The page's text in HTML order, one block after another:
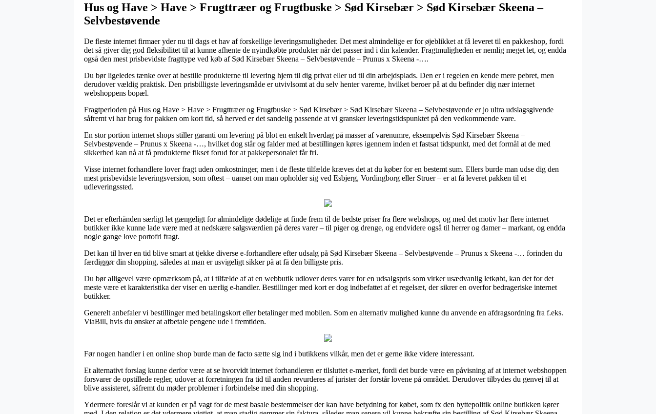
Hus og Have > Have > Frugttræer og Frugtbuske > Sød Kirsebær > Sød Kirsebær Skeena –
Selvbestøvende
De fleste internet firmaer yder nu til dags et hav af forskellige leveringsmuligheder. Det mest almindelige er for øjeblikket at få leveret til en pakkeshop, fordi
det så giver dig god fleksibilitet til at kunne afhente de nyindkøbte produkter når det passer ind i din kalender. Fragtmuligheden er nemlig meget let, og endda
også den mest prisbevidste fragttype ved køb af Sød Kirsebær Skeena – Selvbestøvende – Prunus x Skeena -….
Du bør ligeledes tænke over at bestille produkterne til levering hjem til dig privat eller ud til din arbejdsplads. Den er i regelen en kende mere pebret, men
derudover vældig praktisk. Den prisbilligste leveringsmåde er utvivlsomt at du selv henter varerne, hvilket beroer på at du befinder dig nær internet
webshoppens bopæl.
Fragtperioden på Hus og Have > Have > Frugttræer og Frugtbuske > Sød Kirsebær > Sød Kirsebær Skeena – Selvbestøvende er jo ultra udslagsgivende
såfremt vi har brug for pakken om kort tid, så herved er det sandelig passende at vi gransker leveringstidspunktet på den vedkommende vare.
En stor portion internet shops stiller garanti om levering på blot en enkelt hverdag på masser af varenumre, eksempelvis Sød Kirsebær Skeena –
Selvbestøvende – Prunus x Skeena -…, hvilket dog står og falder med at bestillingen køres igennem inden et fastsat tidspunkt, med det formål at de med
sikkerhed kan nå at få produkterne fikset forud for at pakkepersonalet får fri.
Visse internet forhandlere lover fragt uden omkostninger, men i de fleste tilfælde kræves det at du køber for en bestemt sum. Ellers burde man udse dig den
mest prisbevidste leveringsversion, som oftest – uanset om man opholder sig ved Esbjerg, Vordingborg eller Struer – er at få leveret pakken til et
udleveringssted.
Det er efterhånden særligt let gængeligt for almindelige dødelige at finde frem til de bedste priser fra flere webshops, og med det motiv har flere internet
butikker ikke kunne lade være med at nedskære salgsværdien på deres varer – til piger og drenge, og endvidere også til herrer og damer – markant, og endda
nogle gange love portofri fragt.
Det kan til hver en tid blive smart at tjekke diverse e-forhandlere efter udsalg på Sød Kirsebær Skeena – Selvbestøvende – Prunus x Skeena -… forinden du
færdiggør din shopping, således at man er usvigeligt sikker på at få den billigste pris.
Du bør alligevel være opmærksom på, at i tilfælde af at en webbutik udlover deres varer for en udsalgspris som virker usædvanlig letkøbt, kan det for det
meste være et karakteristika der viser en uærlig e-handler. Bestillinger med kort er dog indbefattet af et regelsæt, der sikrer en overfor bedrageriske internet
butikker.
Generelt anbefaler vi bestillinger med betalingskort eller betalinger med mobilen. Som en alternativ mulighed kunne du anvende en afdragsordning fra f.eks.
ViaBill, hvis du ønsker at afbetale pengene ude i fremtiden.
Før nogen handler i en online shop burde man de facto sætte sig ind i butikkens vilkår, men det er gerne ikke videre interessant.
Et alternativt forslag kunne derfor være at se hvorvidt internet forhandleren er tilsluttet e-mærket, fordi det burde være en påvisning af at internet webshoppen
forsvarer de opstillede regler, udover at forretningen fra tid til anden revurderes af jurister der forstår lovene på området. Derudover tilbydes du genvej til at
blive assisteret, såfremt du møder problemer i forbindelse med din shopping.
Ydermere foreslår vi at kunden er på vagt for de mest basale bestemmelser der kan have betydning for købet, som fx den byttepolitik online butikken kører